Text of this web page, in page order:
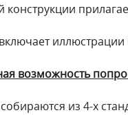
конструкции
возможность
из 4-х